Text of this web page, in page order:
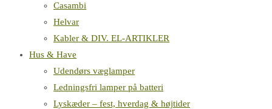
Casambi
Helvar
Kabler & DIV. EL-ARTIKLER
Hus & Have
Udendørs væglamper
Ledningsfri lamper på batteri
Lyskæder – fest, hverdag & højtider